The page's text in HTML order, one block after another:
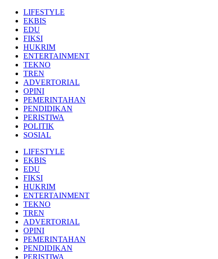
LIFESTYLE
EKBIS
EDU
FIKSI
HUKRIM
ENTERTAINMENT
TEKNO
TREN
ADVERTORIAL
OPINI
PEMERINTAHAN
PENDIDIKAN
PERISTIWA
POLITIK
SOSIAL
LIFESTYLE
EKBIS
EDU
FIKSI
HUKRIM
ENTERTAINMENT
TEKNO
TREN
ADVERTORIAL
OPINI
PEMERINTAHAN
PENDIDIKAN
PERISTIWA